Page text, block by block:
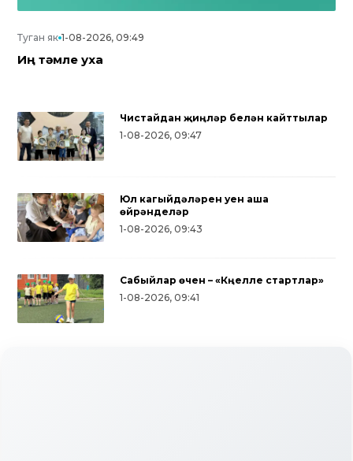
Туган як 1-08-2026, 09:49
Иң тәмле уха
Чистайдан җиңүләр белән кайттылар
1-08-2026, 09:47
Юл кагыйдәләрен уен аша
өйрәнделәр
1-08-2026, 09:43
Сабыйлар өчен – «Күңелле стартлар»
1-08-2026, 09:41